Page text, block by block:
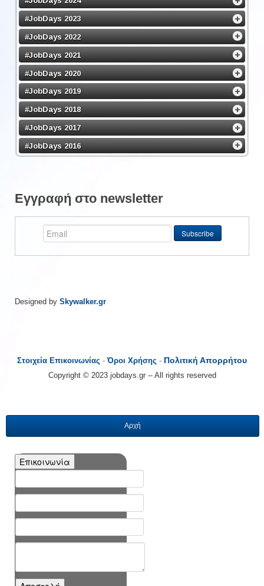
#JobDays 2023
#JobDays 2022
#JobDays 2021
#JobDays 2020
#JobDays 2019
#JobDays 2018
#JobDays 2017
#JobDays 2016
Εγγραφή στο newsletter
Designed by Skywalker.gr
Στοιχεία Επικοινωνίας -Όροι Χρήσης - Πολιτική Απορρήτου
Copyright © 2023 jobdays.gr -- All rights reserved
Αρχή